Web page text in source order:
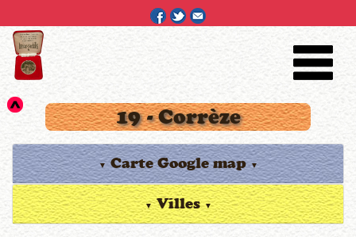
19 - Corrèze
▼Carte Google map▼
▼Villes▼